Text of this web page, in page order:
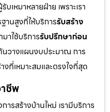
เหมาหลายฝ่าย เพราะเรา
านสูงที่ให้บริการรับสร้าง
าใช้บริการรับปรึกษาก่อน
นวางแผนงบประมาณ การ
ที่เหมาะสมและตรงใจที่สุด
ชีพ
รสร้างบ้านใหม่ เรามีบริการ